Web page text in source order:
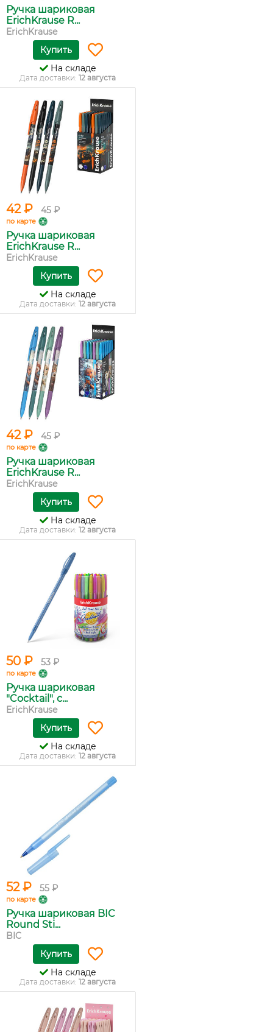
Ручка шариковая
ErichKrause R...
ErichKrause
Купить
На складе
Дата доставки: 12 августа
42 ₽ 45 ₽
по карте
Ручка шариковая
ErichKrause R...
ErichKrause
Купить
На складе
Дата доставки: 12 августа
42 ₽ 45 ₽
по карте
Ручка шариковая
ErichKrause R...
ErichKrause
Купить
На складе
Дата доставки: 12 августа
50 ₽ 53 ₽
по карте
Ручка шариковая
"Cocktail", с...
ErichKrause
Купить
На складе
Дата доставки: 12 августа
52 ₽ 55 ₽
по карте
Ручка шариковая BIC
Round Sti...
BIC
Купить
На складе
Дата доставки: 12 августа